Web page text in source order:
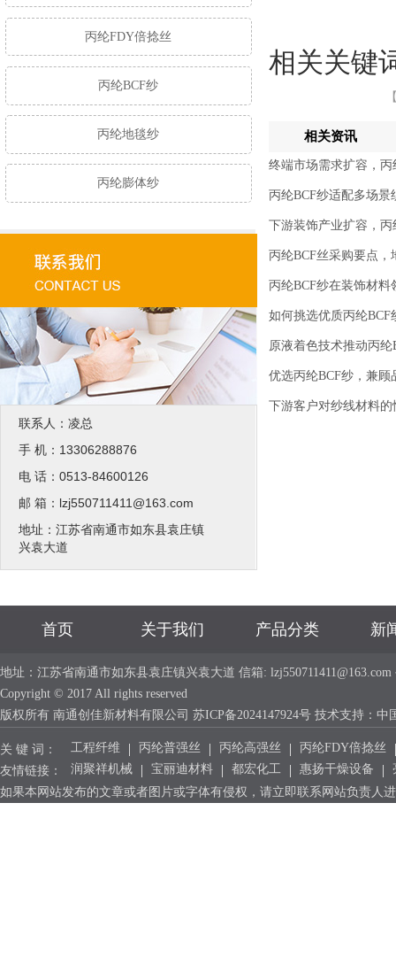
丙纶FDY倍捻丝
丙纶BCF纱
丙纶地毯纱
丙纶膨体纱
联系人：凌总
手 机：13306288876
电 话：0513-84600126
邮 箱：lzj550711411@163.com
地址：江苏省南通市如东县袁庄镇
兴袁大道
相关关键
相关资讯
终端市场需求扩容，
丙纶BCF纱适配多场
下游装饰产业扩容，
丙纶BCF丝采购要点
丙纶BCF纱在装饰材
如何挑选优质丙纶BCF
原液着色技术推动丙
优选丙纶BCF纱，兼
下游客户对纱线材料
首页 关于我们 产品分类 新
地址：江苏省南通市如东县袁庄镇兴袁大道 信箱: lzj550711411@163.com
Copyright © 2017 All rights reserved
版权所有 南通创佳新材料有限公司 苏ICP备2024147924号 技术支持： 中
关 键 词： 工程纤维 丙纶普强丝 丙纶高强丝
丙纶FDY倍捻丝
友情链接：
润聚祥机械 宝丽迪材料 都宏化工 惠扬干燥设备
如果本网站发布的文章或者图片或字体有侵权，请立即联系网站负责人